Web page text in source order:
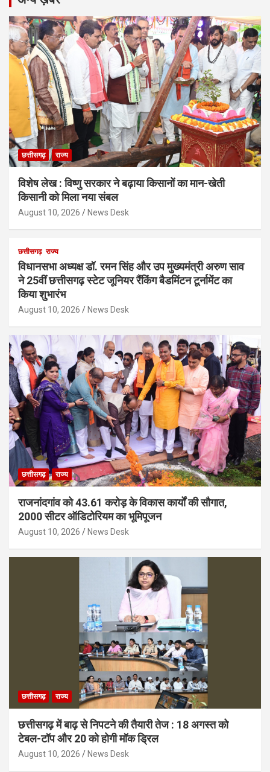
छत्तीसगढ़ राज्य
विशेष लेख : विष्णु सरकार ने बढ़ाया किसानों का मान-खेती
किसानी को मिला नया संबल
August 10, 2026 News Desk
छत्तीसगढ़ राज्य
विधानसभा अध्यक्ष डॉ. रमन सिंह और उप मुख्यमंत्री अरुण साव
ने 25वीं छत्तीसगढ़ स्टेट जूनियर रैंकिंग बैडमिंटन टूर्नामेंट का
किया शुभारंभ
August 10, 2026 News Desk
छत्तीसगढ़ राज्य
राजनांदगांव को 43.61 करोड़ के विकास कार्यों की सौगात,
2000 सीटर ऑडिटोरियम का भूमिपूजन
August 10, 2026 News Desk
छत्तीसगढ़ राज्य
छत्तीसगढ़ में बाढ़ से निपटने की तैयारी तेज : 18 अगस्त को
टेबल-टॉप और 20 को होगी मॉक ड्रिल
August 10, 2026 News Desk